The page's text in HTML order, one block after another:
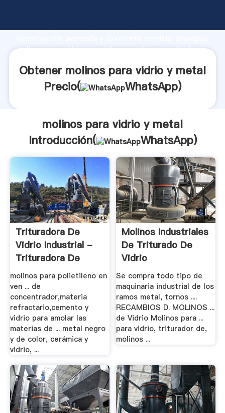
fuerte capacidad de producción, fuerza de
molinos para vidrio y metal proveedor crea el valor y
Obtener molinos para vidrio y metal
Precio(
WhatsApp)
molinos para vidrio y metal
Introducción(
WhatsApp)
Trituradora De
Vidrio Industrial -
Trituradora De
Cono
molinos para polietileno en
ven ... de
concentrador,materia
refractario,cemento y
vidrio para amolar las
materias de ... metal negro
y de color, cerámica y
vidrio, ...
Molinos Industriales
De Triturado De
Vidrio
Se compra todo tipo de
maquinaria industrial de los
ramos metal, tornos ....
RECAMBIOS D. MOLINOS ...
de Vidrio Molinos para ...
para vidrio, triturador de,
molinos ...